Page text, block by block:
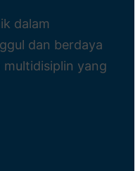
dalam
dan berdaya
multidisiplin yang